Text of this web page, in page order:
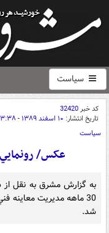
سیاست
کد خبر32420
تاریخ انتشار: ۱۰ اسفند ۱۳۸۹ - ۱۳:۳۸
سیاست
عکس/ رونمايي
به گزارش مشرق به نقل از
شد.